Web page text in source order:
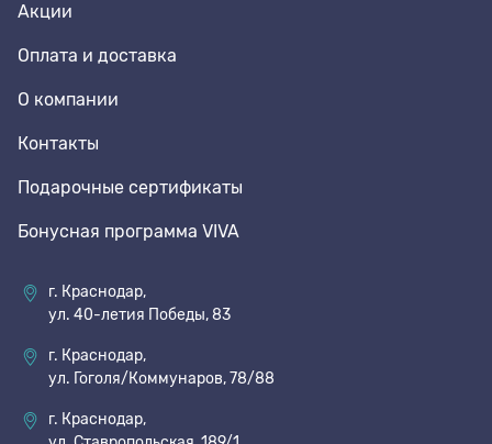
Акции
Оплата и доставка
О компании
Контакты
Подарочные сертификаты
Бонусная программа VIVA
г. Краснодар,
ул. 40-летия Победы, 83
г. Краснодар,
ул. Гоголя/Коммунаров, 78/88
г. Краснодар,